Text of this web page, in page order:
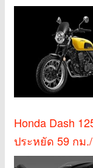
Honda Dash
ประหยัด 59 กม